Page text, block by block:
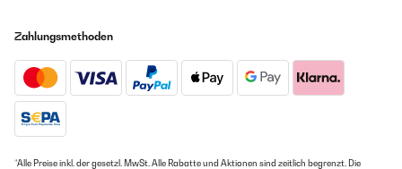
Zahlungsmethoden
*Alle Preise inkl. der gesetzl. MwSt. Alle Rabatte und Aktionen sind zeitlich begrenzt. Die